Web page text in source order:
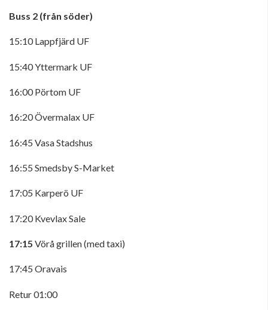
Buss 2 (från söder)
15:10 Lappfjärd UF
15:40 Yttermark UF
16:00 Pörtom UF
16:20 Övermalax UF
16:45 Vasa Stadshus
16:55 Smedsby S-Market
17:05 Karperö UF
17:20 Kvevlax Sale
17:15 Vörå grillen (med taxi)
17:45 Oravais
Retur 01:00